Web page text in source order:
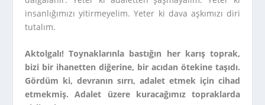
insanlığımızı yitirmeyelim. Yeter ki dava aşkımızı diri
tutalım.
Aktolgalı! Toynaklarınla bastığın her karış toprak,
bizi bir ihanetten diğerine, bir acıdan ötekine taşıdı.
Gördüm ki, devranın sırrı, adalet etmek için cihad
etmekmiş. Adalet üzere kuracağımız topraklarda